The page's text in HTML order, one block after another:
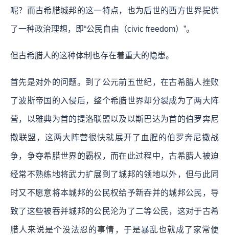
呢？而古希腊城邦的这一特点，也为后世的西方世界提供
了一种政治理想，即“公民自由（civic freedom）”。
但古希腊人的这种体制也存在着重大的隐患。
首先是对外的问题。到了公元前五世纪，在古希腊人挫败
了波斯帝国的入侵后，整个希腊世界却分裂成为了两大阵
营，以雅典为首的提洛联盟以及以斯巴达为首的伯罗奔尼
撒联盟，这两大阵营很快就展开了血腥的伯罗奔尼撒战
争，争夺希腊世界的霸权，而在此过程中，古希腊人被迫
经常不熟练地将武力扩展到了城邦的领地以外，但与此同
时又不愿意将本城邦的公民权给予新吞并的城邦公民，导
致了这些被吞并城邦的公民沦为了二等公民，这对于古希
腊人来说是个没法忍的事情，于是暴乱也就成了家常便